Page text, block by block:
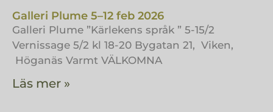
Galleri Plume 5–12 feb 2026
Galleri Plume ”Kärlekens språk ” 5-15/2
Vernissage 5/2 kl 18-20 Bygatan 21, Viken,
Höganäs Varmt VÄLKOMNA
Läs mer »